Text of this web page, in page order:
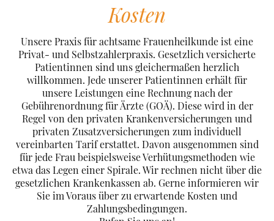
Kosten
Unsere Praxis für achtsame Frauenheilkunde ist eine
Privat- und Selbstzahlerpraxis. Gesetzlich versicherte
Patientinnen sind uns gleichermaßen herzlich
willkommen. Jede unserer Patientinnen erhält für
unsere Leistungen eine Rechnung nach der
Gebührenordnung für Ärzte (GOÄ). Diese wird in der
Regel von den privaten Krankenversicherungen und
privaten Zusatzversicherungen zum individuell
vereinbarten Tarif erstattet. Davon ausgenommen sind
für jede Frau beispielsweise Verhütungsmethoden wie
etwa das Legen einer Spirale. Wir rechnen nicht über die
gesetzlichen Krankenkassen ab. Gerne informieren wir
Sie im Voraus über zu erwartende Kosten und
Zahlungsbedingungen.